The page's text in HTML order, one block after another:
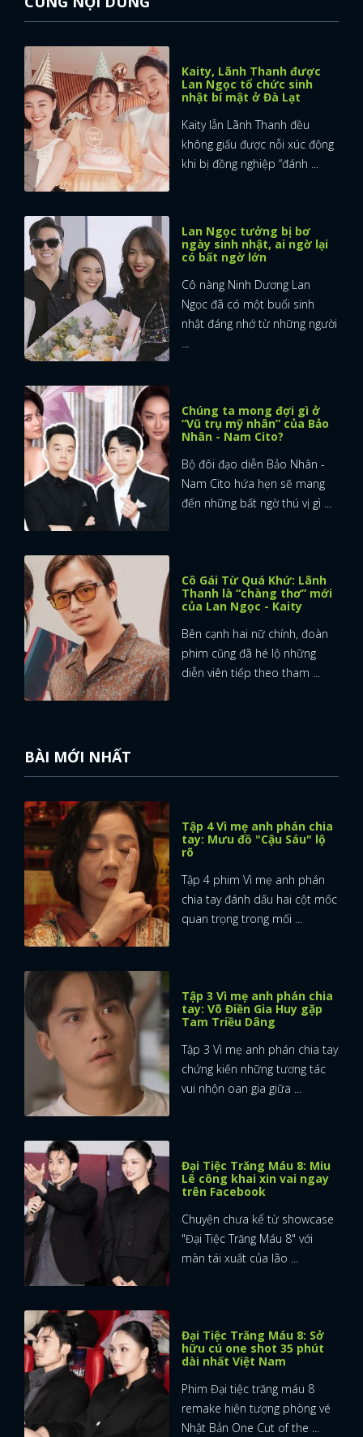
Kaity, Lãnh Thanh được
Lan Ngọc tổ chức sinh
nhật bí mật ở Đà Lạt
Kaity lẫn Lãnh Thanh đều
không giấu được nỗi xúc động
khi bị đồng nghiệp “đánh ...
Lan Ngọc tưởng bị bơ
ngày sinh nhật, ai ngờ lại
có bất ngờ lớn
Cô nàng Ninh Dương Lan
Ngọc đã có một buổi sinh
nhật đáng nhớ từ những người
...
Chúng ta mong đợi gì ở
“Vũ trụ mỹ nhân” của Bảo
Nhân - Nam Cito?
Bộ đôi đạo diễn Bảo Nhân -
Nam Cito hứa hẹn sẽ mang
đến những bất ngờ thú vị gì ...
Cô Gái Từ Quá Khứ: Lãnh
Thanh là “chàng thơ” mới
của Lan Ngọc - Kaity
Bên cạnh hai nữ chính, đoàn
phim cũng đã hé lộ những
diễn viên tiếp theo tham ...
BÀI MỚI NHẤT
Tập 4 Vì mẹ anh phán chia
tay: Mưu đồ "Cậu Sáu" lộ
rõ
Tập 4 phim Vì mẹ anh phán
chia tay đánh dấu hai cột mốc
quan trọng trong mối ...
Tập 3 Vì mẹ anh phán chia
tay: Võ Điền Gia Huy gặp
Tam Triều Dâng
Tập 3 Vì mẹ anh phán chia tay
chứng kiến những tương tác
vui nhộn oan gia giữa ...
Đại Tiệc Trăng Máu 8: Miu
Lê công khai xin vai ngay
trên Facebook
Chuyện chưa kể từ showcase
"Đại Tiệc Trăng Máu 8" với
màn tái xuất của lão ...
Đại Tiệc Trăng Máu 8: Sở
hữu cú one shot 35 phút
dài nhất Việt Nam
Phim Đại tiệc trăng máu 8
remake hiện tượng phòng vé
Nhật Bản One Cut of the ...